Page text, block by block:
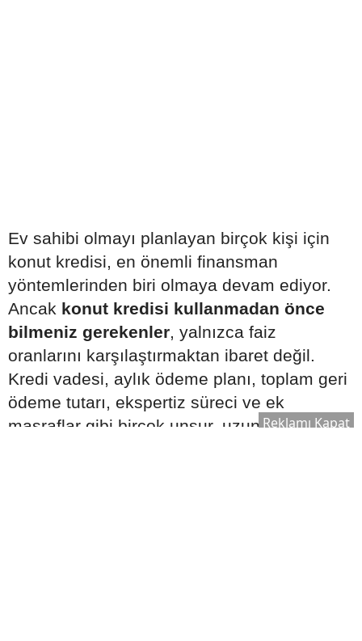
Ev sahibi olmayı planlayan birçok kişi için
konut kredisi, en önemli finansman
yöntemlerinden biri olmaya devam ediyor.
Ancak konut kredisi kullanmadan önce
bilmeniz gerekenler, yalnızca faiz
oranlarını karşılaştırmaktan ibaret değil.
Kredi vadesi, aylık ödeme planı, toplam geri
ödeme tutarı, ekspertiz süreci ve ek
masraflar gibi birçok unsur, uzun vadeli
Reklamı Kapat